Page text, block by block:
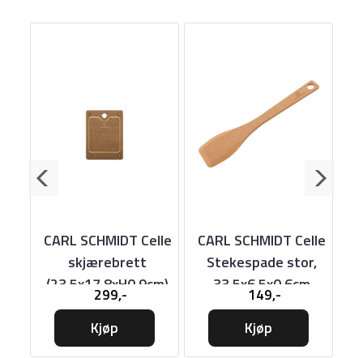
CARL SCHMIDT Celle
skjærebrett
(23,5x17,8xH0.9cm)
299,-
Kjøp
CARL SCHMIDT Celle
Stekespade stor,
33,5x6,5x0,6cm
149,-
Kjøp